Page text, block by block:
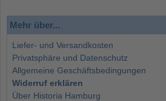
Mehr über...
Liefer- und Versandkosten
Privatsphäre und Datenschutz
Allgemeine Geschäftsbedingungen
Widerruf erklären
Über Historia Hamburg